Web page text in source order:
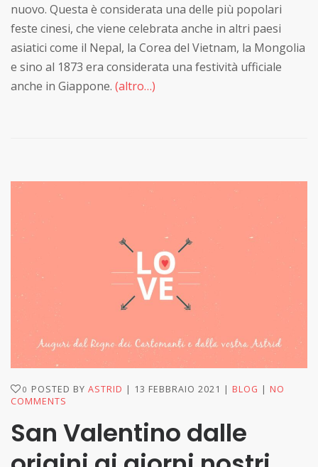
nuovo. Questa è considerata una delle più popolari
feste cinesi, che viene celebrata anche in altri paesi
asiatici come il Nepal, la Corea del Vietnam, la Mongolia
e sino al 1873 era considerata una festività ufficiale
anche in Giappone. (altro…)
0 POSTED BY ASTRID 13 FEBBRAIO 2021 BLOG
NO
COMMENTS
San Valentino dalle